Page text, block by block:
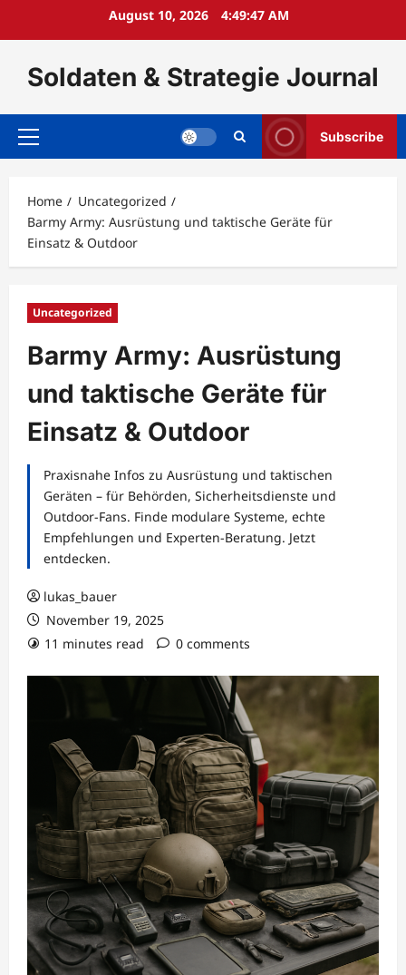
August 10, 2026 4:49:48 AM
Soldaten & Strategie Journal
Primary
Subscribe
Home
Uncategorized
Barmy Army: Ausrüstung und taktische Geräte für
Einsatz & Outdoor
Uncategorized
Barmy Army: Ausrüstung
und taktische Geräte für
Einsatz & Outdoor
Praxisnahe Infos zu Ausrüstung und taktischen
Geräten – für Behörden, Sicherheitsdienste und
Outdoor-Fans. Finde modulare Systeme, echte
Empfehlungen und Experten-Beratung. Jetzt
entdecken.
lukas_bauer
November 19, 2025
11 minutes read
0 comments